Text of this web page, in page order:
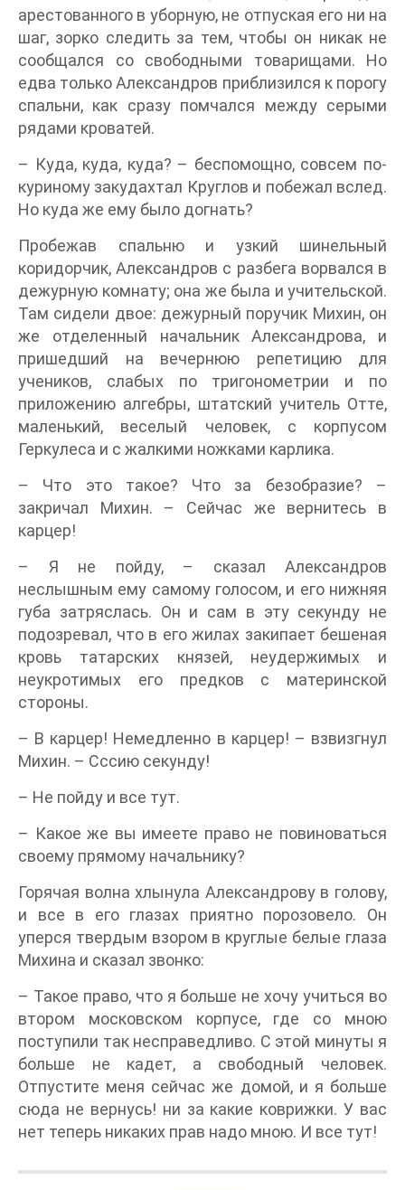
арестованного в уборную, не отпуская его ни на
шаг, зорко следить за тем, чтобы он никак не
сообщался со свободными товарищами. Но
едва только Александров приблизился к порогу
спальни, как сразу помчался между серыми
рядами кроватей.
– Куда, куда, куда? – беспомощно, совсем по-
куриному закудахтал Круглов и побежал вслед.
Но куда же ему было догнать?
Пробежав спальню и узкий шинельный
коридорчик, Александров с разбега ворвался в
дежурную комнату; она же была и учительской.
Там сидели двое: дежурный поручик Михин, он
же отделенный начальник Александрова, и
пришедший на вечернюю репетицию для
учеников, слабых по тригонометрии и по
приложению алгебры, штатский учитель Отте,
маленький, веселый человек, с корпусом
Геркулеса и с жалкими ножками карлика.
– Что это такое? Что за безобразие? –
закричал Михин. – Сейчас же вернитесь в
карцер!
– Я не пойду, – сказал Александров
неслышным ему самому голосом, и его нижняя
губа затряслась. Он и сам в эту секунду не
подозревал, что в его жилах закипает бешеная
кровь татарских князей, неудержимых и
неукротимых его предков с материнской
стороны.
– В карцер! Немедленно в карцер! – взвизгнул
Михин. – Сссию секунду!
– Не пойду и все тут.
– Какое же вы имеете право не повиноваться
своему прямому начальнику?
Горячая волна хлынула Александрову в голову,
и все в его глазах приятно порозовело. Он
уперся твердым взором в круглые белые глаза
Михина и сказал звонко:
– Такое право, что я больше не хочу учиться во
втором московском корпусе, где со мною
поступили так несправедливо. С этой минуты я
больше не кадет, а свободный человек.
Отпустите меня сейчас же домой, и я больше
сюда не вернусь! ни за какие коврижки. У вас
нет теперь никаких прав надо мною. И все тут!